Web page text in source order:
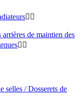
 
de maintien des
 
selles / Dosserets de